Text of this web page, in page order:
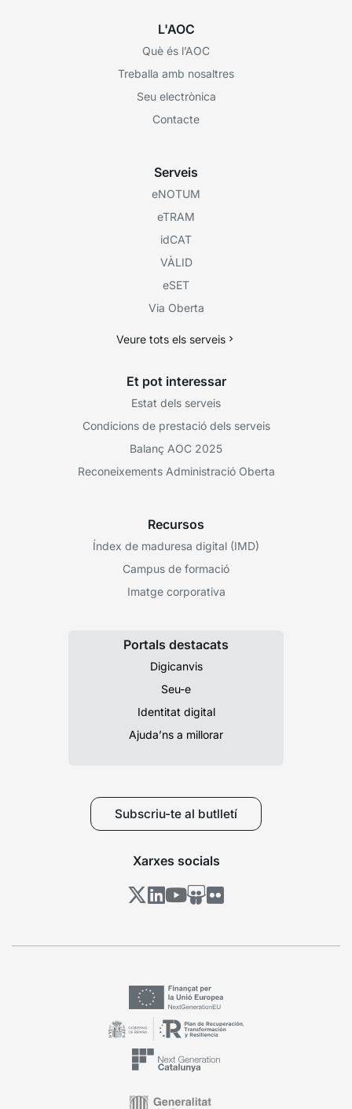
L'AOC
Què és l’AOC
Treballa amb nosaltres
Seu electrònica
Contacte
Serveis
eNOTUM
eTRAM
idCAT
VÀLID
eSET
Via Oberta
Veure tots els serveis
Et pot interessar
Estat dels serveis
Condicions de prestació dels serveis
Balanç AOC 2025
Reconeixements Administració Oberta
Recursos
Índex de maduresa digital (IMD)
Campus de formació
Imatge corporativa
Portals destacats
Digicanvis
Seu-e
Identitat digital
Ajuda’ns a millorar
Subscriu-te al butlletí
Xarxes socials